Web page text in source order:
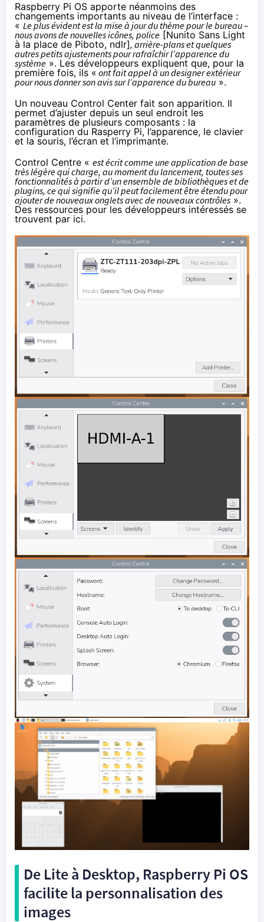
Raspberry Pi OS apporte néanmoins des
changements importants au niveau de l’interface :
« Le plus évident est la mise à jour du thème pour le bureau –
nous avons de nouvelles icônes, police [Nunito Sans Light
à la place de Piboto, ndlr], arrière-plans et quelques
autres petits ajustements pour rafraîchir l’apparence du
système ». Les développeurs expliquent que, pour la
première fois, ils « ont fait appel à un designer extérieur
pour nous donner son avis sur l’apparence du bureau ».
Un nouveau Control Center fait son apparition. Il
permet d’ajuster depuis un seul endroit les
paramètres de plusieurs composants : la
configuration du Rasperry Pi, l’apparence, le clavier
et la souris, l’écran et l’imprimante.
Control Centre « est écrit comme une application de base
très légère qui charge, au moment du lancement, toutes ses
fonctionnalités à partir d’un ensemble de bibliothèques et de
plugins, ce qui signifie qu’il peut facilement être étendu pour
ajouter de nouveaux onglets avec de nouveaux contrôles ».
Des ressources pour les développeurs intéressés se
trouvent par ici.
De Lite à Desktop, Raspberry Pi OS
facilite la personnalisation des
images